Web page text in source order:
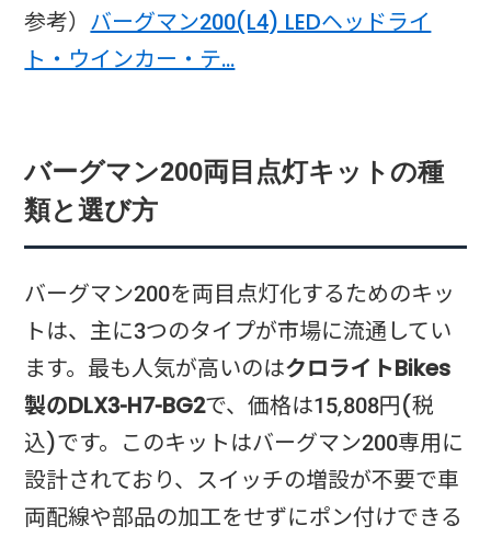
参考） バーグマン200(L4) LEDヘッドライ
ト・ウインカー・テ…
バーグマン200両目点灯キットの種
類と選び方
バーグマン200を両目点灯化するためのキッ
トは、主に3つのタイプが市場に流通してい
ます。最も人気が高いのはクロライトBikes
製のDLX3-H7-BG2で、価格は15,808円(税
込)です。このキットはバーグマン200専用に
設計されており、スイッチの増設が不要で車
両配線や部品の加工をせずにポン付けできる